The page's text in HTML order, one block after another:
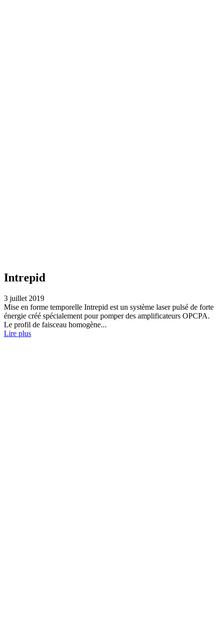
Intrepid
3 juillet 2019
Mise en forme temporelle Intrepid est un système laser pulsé de forte
énergie créé spécialement pour pomper des amplificateurs OPCPA.
Le profil de faisceau homogène...
Lire plus